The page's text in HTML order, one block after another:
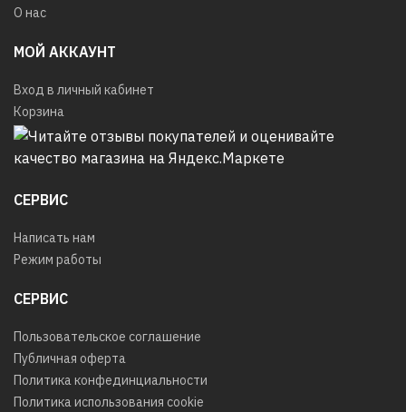
О нас
МОЙ АККАУНТ
Вход в личный кабинет
Корзина
СЕРВИС
Написать нам
Режим работы
СЕРВИС
Пользовательское соглашение
Публичная оферта
Политика конфединциальности
Политика использования cookie